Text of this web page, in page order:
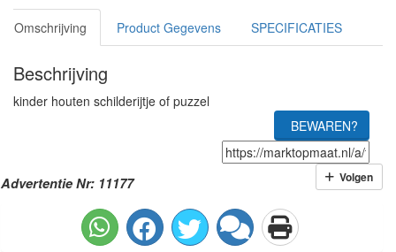
Omschrijving Product Gegevens SPECIFICATIES
Beschrijving
kinder houten schilderijtje of puzzel
BEWAREN?
Advertentie Nr: 11177 Volgen